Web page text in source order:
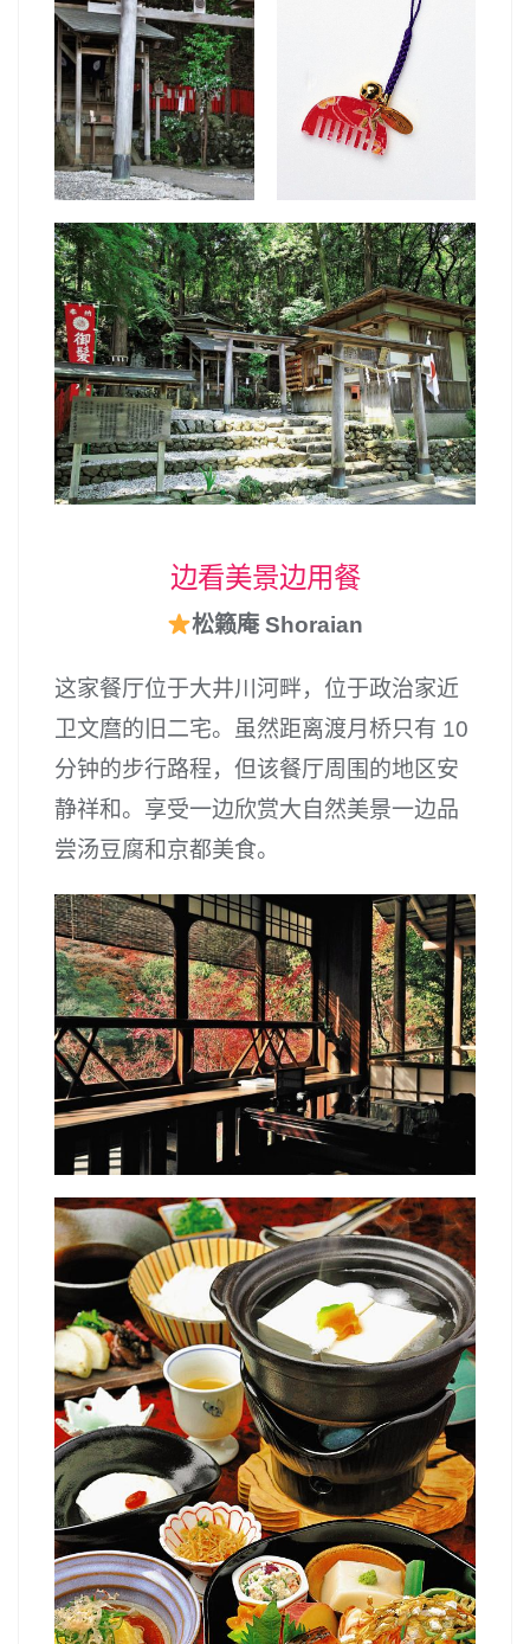
边看美景边用餐
松籁庵 Shoraian
这家餐厅位于大井川河畔，位于政治家近
卫文麿的旧二宅。虽然距离渡月桥只有 10
分钟的步行路程，但该餐厅周围的地区安
静祥和。享受一边欣赏大自然美景一边品
尝汤豆腐和京都美食。